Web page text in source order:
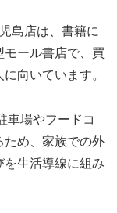
島店は、書籍に
モール書店で、買
向いています。
車場やフードコ
ため、家族での外
を生活導線に組み